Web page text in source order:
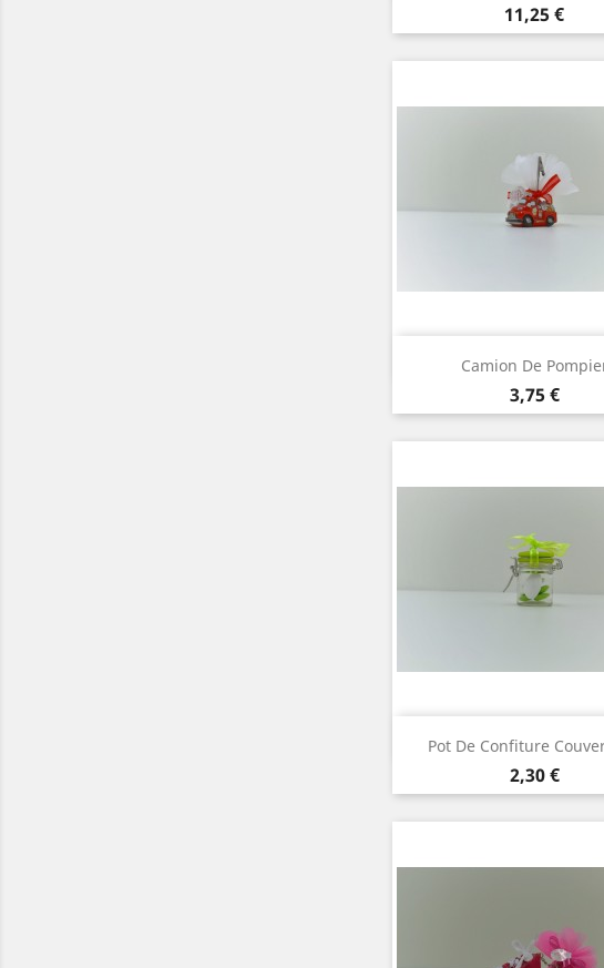
Prix
11,25 €
Camion De
Prix
3,75 €
Aperçu
Pot De Confiture
Prix
2,30 €
Aperçu